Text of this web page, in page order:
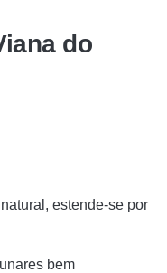
do
estende-se por
bem